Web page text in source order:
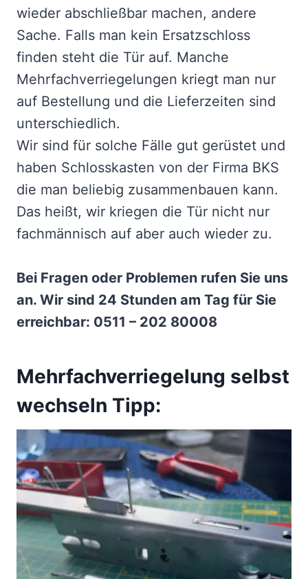
wieder abschließbar machen, andere
Sache. Falls man kein Ersatzschloss
finden steht die Tür auf. Manche
Mehrfachverriegelungen kriegt man nur
auf Bestellung und die Lieferzeiten sind
unterschiedlich.
Wir sind für solche Fälle gut gerüstet und
haben Schlosskasten von der Firma BKS
die man beliebig zusammenbauen kann.
Das heißt, wir kriegen die Tür nicht nur
fachmännisch auf aber auch wieder zu.
Bei Fragen oder Problemen rufen Sie uns
an. Wir sind 24 Stunden am Tag für Sie
erreichbar: 0511 – 202 80008
Mehrfachverriegelung selbst
wechseln Tipp: